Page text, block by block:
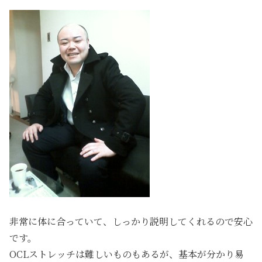
非常に体に合っていて、しっかり説明してくれるので安心
です。
OCLストレッチは難しいものもあるが、基本が分かり易